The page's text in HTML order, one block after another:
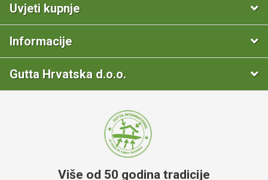
Uvjeti kupnje
Informacije
Gutta Hrvatska d.o.o.
Više od 50 godina tradicije